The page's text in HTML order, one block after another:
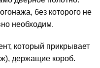
без которого не
необходим.
держащие короб.